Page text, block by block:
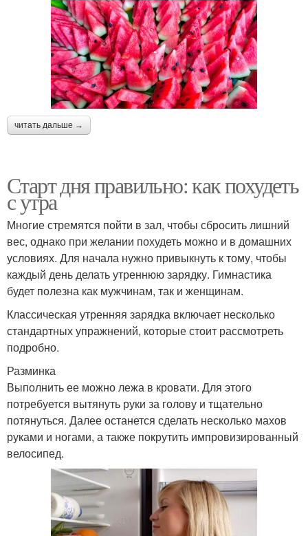
читать дальше →
Старт дня правильно: как похудеть
с утра
Многие стремятся пойти в зал, чтобы сбросить лишний
вес, однако при желании похудеть можно и в домашних
условиях. Для начала нужно привыкнуть к тому, чтобы
каждый день делать утреннюю зарядку. Гимнастика
будет полезна как мужчинам, так и женщинам.
Классическая утренняя зарядка включает несколько
стандартных упражнений, которые стоит рассмотреть
подробно.
Разминка
Выполнить ее можно лежа в кровати. Для этого
потребуется вытянуть руки за голову и тщательно
потянуться. Далее останется сделать несколько махов
руками и ногами, а также покрутить импровизированный
велосипед.